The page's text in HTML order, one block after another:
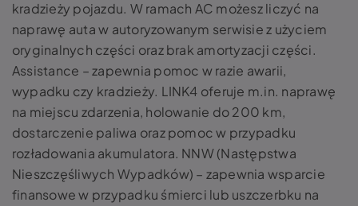
kradzieży pojazdu. W ramach AC możesz liczyć na
naprawę auta w autoryzowanym serwisie z użyciem
oryginalnych części oraz brak amortyzacji części.
Assistance – zapewnia pomoc w razie awarii,
wypadku czy kradzieży. LINK4 oferuje m.in. naprawę
na miejscu zdarzenia, holowanie do 200 km,
dostarczenie paliwa oraz pomoc w przypadku
rozładowania akumulatora. NNW (Następstwa
Nieszczęśliwych Wypadków) – zapewnia wsparcie
finansowe w przypadku śmierci lub uszczerbku na